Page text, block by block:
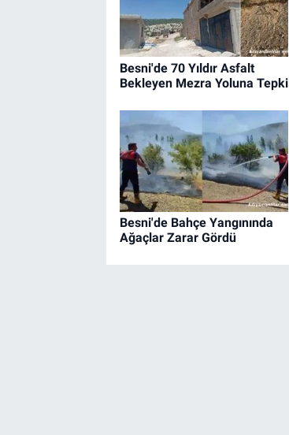
Besni'de 70 Yıldır Asfalt
Bekleyen Mezra Yoluna Tepki
Besni'de Bahçe Yangınında
Ağaçlar Zarar Gördü